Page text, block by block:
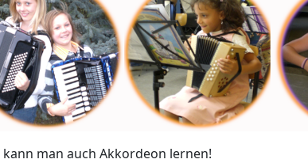
kann man auch Akkordeon lernen!